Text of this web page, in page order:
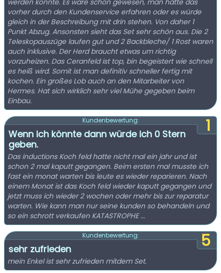
werden konnte. Es wäre schön gewesen, man hätte das
vorher durch den Kundenservice erfahren oder es würde
gleich in der Beschreibung mit drin stehen. Von daher 1
Punkt Abzug. Ansonsten sieht das Set sehr schön aus. Die 2
Teleskopauszüge laufen gut und 2 Backbleche/ 1 Rost waren
auch inklusive. Der Herd braucht etwas um richtig
vorzuheizen. Das Ceranfeld ist top, bin begeistert wie schnell
es heiß wird. Somit ist man definitiv schneller fertig mit
kochen. Ein großes Lob auch an den Mitarbeiter von
Hermes. Hat sich wirklich sehr viel Mühe gegeben beim
Einbau.
1
Kundenbewertung:
Wenn ich könnte dann würde ich 0 Stern
geben.
Das inductions Koch feld hatte nicht mal ein jahr und ist
schon 2 mal kaputt gegangen. Beim ersten mal musste ich
fast ein monat warten bis leute es wieder reparieren. Nach
einem Monat ist das Koch feld wieder kaputt gegangen und
jetzt muss ich wieder 2 wochen oder mehr bis zur reparatur
warten. Wie kann man nur seine kunden so behandeln und
so ein schrott verkaufen KATASTROPHE ...
5
Kundenbewertung:
sehr zufrieden
mein Enkel ist sehr zufrieden mitdem Set.